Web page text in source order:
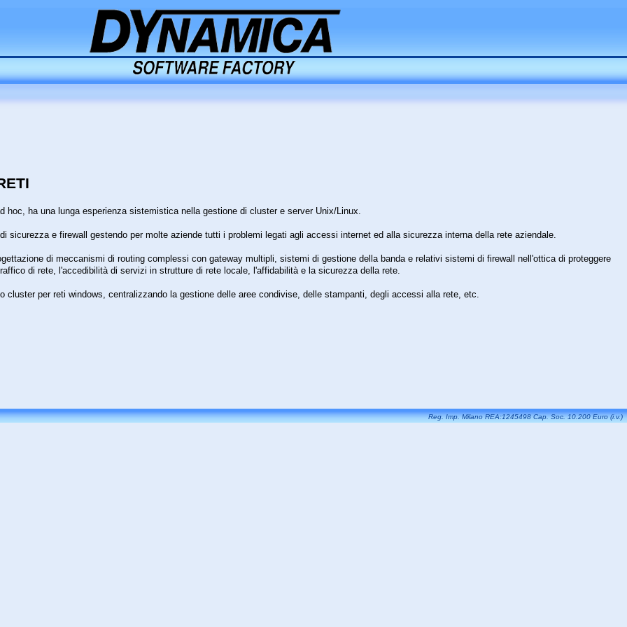
hoc, ha una lunga esperienza sistemistica nella gestione di cluster e server Unix/Linux.
sicurezza e firewall gestendo per molte aziende tutti i problemi legati agli accessi internet ed alla sicurezza interna della rete aziendale.
di meccanismi di routing complessi con gateway multipli, sistemi di gestione della banda e relativi sistemi di firewall nell'ottica di proteggere
di rete, l'accedibilità di servizi in strutture di rete locale, l'affidabilità e la sicurezza della rete.
cluster per reti windows, centralizzando la gestione delle aree condivise, delle stampanti, degli accessi alla rete, etc.
Reg. Imp. Milano REA:1245498 Cap. Soc. 10.200 Euro (i.v.)